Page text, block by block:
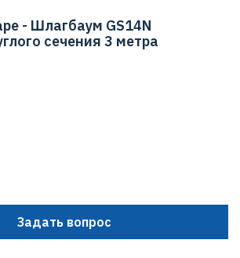
режимы управления:
пошаговый; синхронная
- режимы ведущий,
шлагбаума: автоматическое - по
- Шлагбаум GS14N
сечения 3 метра
Задать вопрос